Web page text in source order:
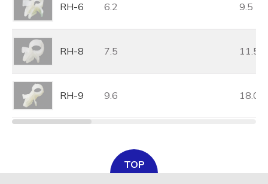
RH-6 6.2 9.5
RH-8 7.5 11.5
RH-9 9.6 18.0
TOP